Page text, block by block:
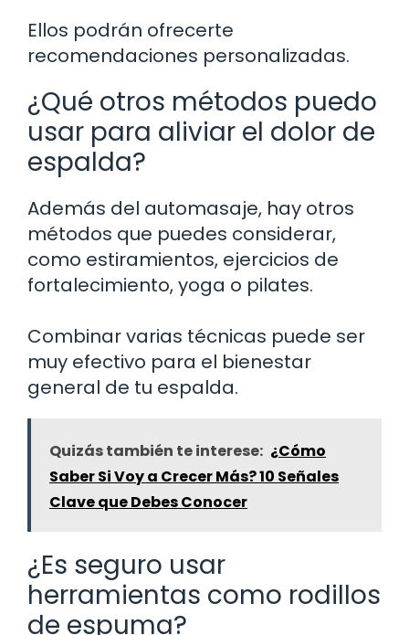
Ellos podrán ofrecerte
recomendaciones personalizadas.
¿Qué otros métodos puedo
usar para aliviar el dolor de
espalda?
Además del automasaje, hay otros
métodos que puedes considerar,
como estiramientos, ejercicios de
fortalecimiento, yoga o pilates.
Combinar varias técnicas puede ser
muy efectivo para el bienestar
general de tu espalda.
Quizás también te interese: ¿Cómo
Saber Si Voy a Crecer Más? 10 Señales
Clave que Debes Conocer
¿Es seguro usar
herramientas como rodillos
de espuma?